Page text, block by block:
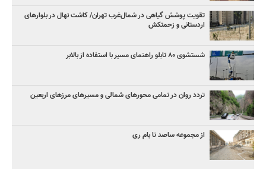
تقویت پوشش گیاهی در شمال‌غرب تهران/ کاشت نهال در بلوارهای
اردستانی و زحمتکش
شستشوی ۸۰ تابلو راهنمای مسیر با استفاده از بالابر
تردد روان در تمامی محورهای شمالی و مسیرهای مرزهای اربعین
از مجموعه ساصد تا بام ری